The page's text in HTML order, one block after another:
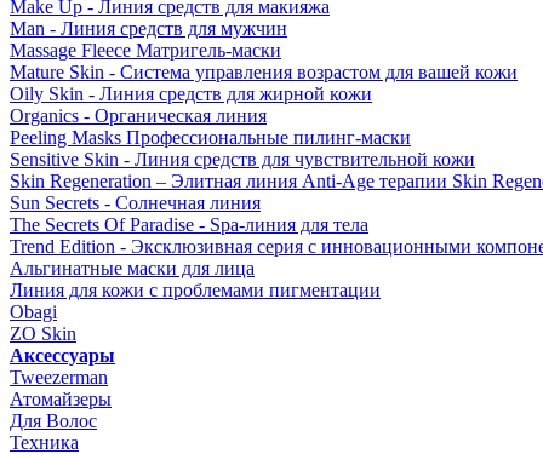
Make Up - Линия средств для макияжа
Man - Линия средств для мужчин
Massage Fleece Матригель-маски
Mature Skin - Система управления возрастом для вашей кожи
Oily Skin - Линия средств для жирной кожи
Organics - Органическая линия
Peeling Masks Профессиональные пилинг-маски
Sensitive Skin - Линия средств для чувствительной кожи
Skin Regeneration – Элитная линия Anti-Age терапии Skin
Sun Secrets - Солнечная линия
The Secrets Of Paradise - Spa-линия для тела
Trend Edition - Эксклюзивная серия с инновационными
Альгинатные маски для лица
Линия для кожи с проблемами пигментации
Obagi
ZO Skin
Aксессуары
Tweezerman
Атомайзеры
Для Волос
Техника